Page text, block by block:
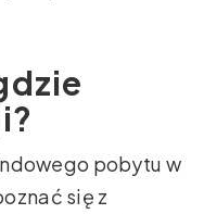
pobytu w
się z